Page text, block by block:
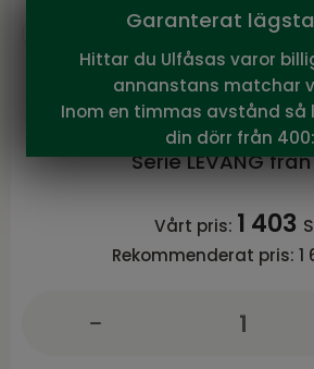
Kampanjer
NFG
LEVANG avlast.bord
Serie LEVANG från
Vårt pris: 1 403
Rekommenderat pris: 1
Garanterat
Hittar du Ulfåsas varor
annanstans matchar
Inom en timmas avstånd så
din dörr från